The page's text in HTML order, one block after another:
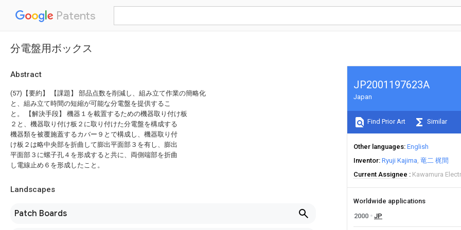
Patents
分電盤用ボックス
Abstract
(57)【要約】 【課題】 部品点数を削減し、組み立て作業の簡略化
と、組み立て時間の短縮が可能な分電盤を提供するこ
と。 【解決手段】 機器１を載置するための機器取り付け板
２と、機器取り付け板２に取り付けた分電盤を構成する
機器類を被覆施蓋するカバー９とで構成し、機器取り付
け板２は略中央部を折曲して膨出平面部３を有し、膨出
平面部３に螺子孔４を形成すると共に、両側端部を折曲
し電線止め６を形成したこと。
Landscapes
Patch Boards
JP2001197623A
Japan
Find Prior Art Similar
Other languages English
Inventor Ryuji Kajima 竜二 梶間
Current Assignee
Kawamura
Worldwide applications
2000
JP